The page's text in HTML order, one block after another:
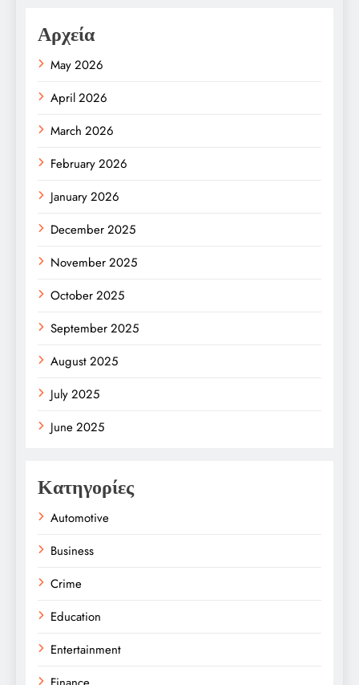
Αρχεία
May 2026
April 2026
March 2026
February 2026
January 2026
December 2025
November 2025
October 2025
September 2025
August 2025
July 2025
June 2025
Κατηγορίες
Automotive
Business
Crime
Education
Entertainment